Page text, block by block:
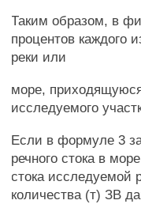
Таким образом, в
процентов каждого
реки или
море,
исследуемого
Если в формуле 3
речного стока в
стока исследуемой
количества (т) ЗВ